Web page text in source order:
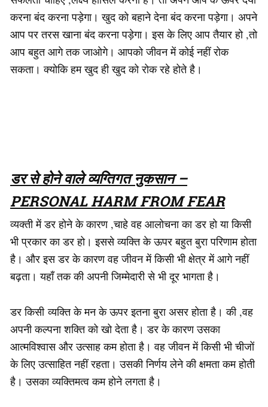
करना बंद करना पड़ेगा। खुद को बहाने देना बंद करना पड़ेगा। अपने
आप पर तरस खाना बंद करना पड़ेगा। इस के लिए आप तैयार हो ,तो
आप बहुत आगे तक जाओगे। आपको जीवन में कोई नहीं रोक
सकता। क्योकि हम खुद ही खुद को रोक रहे होते है।
डर से होने वाले व्यग्तिगत नुकसान –
PERSONAL HARM FROM FEAR
व्यक्ती में डर होने के कारण ,चाहे वह आलोचना का डर हो या किसी
भी प्रकार का डर हो। इससे व्यक्ति के ऊपर बहुत बुरा परिणाम होता
है। और इस डर के कारण वह जीवन में किसी भी क्षेत्र में आगे नहीं
बढ़ता। यहाँ तक की अपनी जिम्मेदारी से भी दूर भागता है।
डर किसी व्यक्ति के मन के ऊपर इतना बुरा असर होता है। की ,वह
अपनी कल्पना शक्ति को खो देता है। डर के कारण उसका
आत्मविश्वास और उत्साह कम होता है। वह जीवन में किसी भी चीजों
के लिए उत्साहित नहीं रहता। उसकी निर्णय लेने की क्षमता कम होती
है। उसका व्यक्तिमत्व कम होने लगता है।